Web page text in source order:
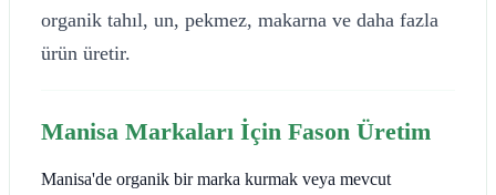
organik tahıl, un, pekmez, makarna ve daha fazla
ürün üretir.
Manisa Markaları İçin Fason Üretim
Manisa'de organik bir marka kurmak veya mevcut